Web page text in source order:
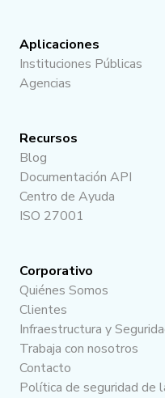
Aplicaciones
Instituciones Públicas
Agencias
Recursos
Blog
Documentación API
Centro de Ayuda
ISO 27001
Corporativo
Quiénes Somos
Clientes
Infraestructura y
Trabaja con nosotros
Contacto
Política de seguridad de